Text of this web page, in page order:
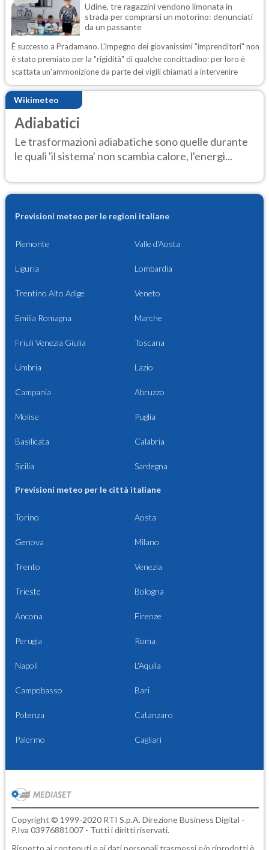
Udine, tre ragazzini vendono limonata in
strada per comprarsi un motorino: denunciati
da un passante
È successo a Pradamano. L'impegno dei giovanissimi "imprenditori" non
è stato premiato per la "rigidità" di qualche concittadino: per loro è
scattata un'ammonizione da parte dei vigili chiamati a intervenire
Wikimeteo
Adiabatici
Le trasformazioni adiabatiche sono quelle durante
le quali 'il sistema' non scambia calore, l'energi...
Previsioni meteo per le regioni italiane
Piemonte Valle d'Aosta
Liguria Lombardia
Trentino Alto Adige Veneto
Emilia Romagna Marche
Friuli Venezia Giulia Toscana
Umbria Lazio
Campania Abruzzo
Molise Puglia
Basilicata Calabria
Sicilia Sardegna
Previsioni meteo per le città italiane
Torino Aosta
Genova Milano
Trento Venezia
Trieste Bologna
Ancona Firenze
Perugia Roma
Napoli L'Aquila
Campobasso Bari
Potenza Catanzaro
Palermo Cagliari
Copyright © 1999-2020 RTI S.p.A. Direzione Business Digital -
P.Iva 03976881007 - Tutti i diritti riservati.
Rispetto ai contenuti e ai dati personali trasmessi e/o riprodotti è